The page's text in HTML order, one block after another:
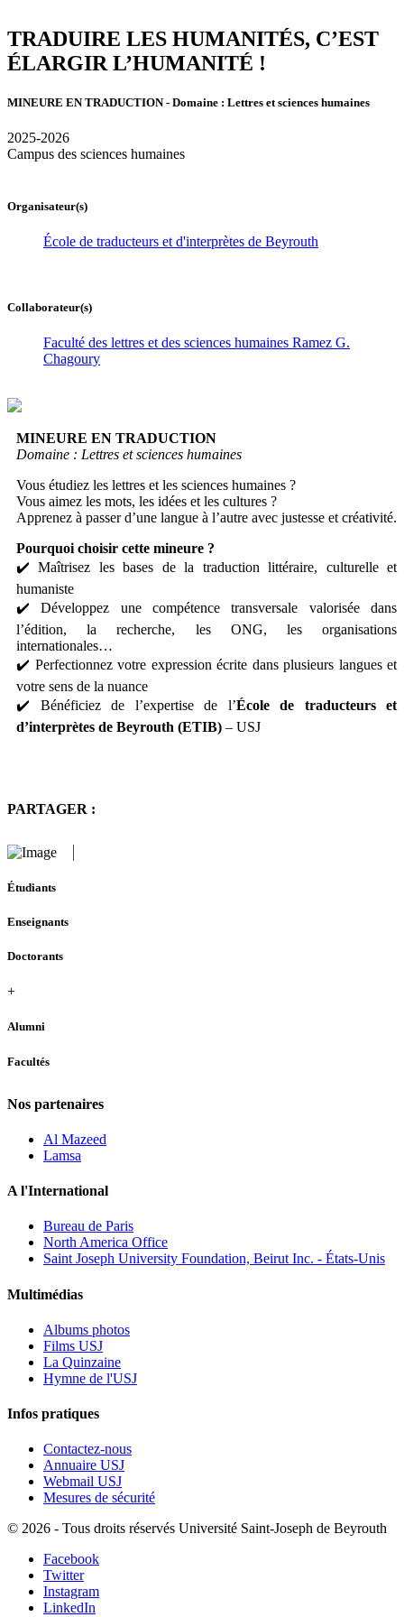
TRADUIRE LES HUMANITÉS, C’EST
ÉLARGIR L’HUMANITÉ !
MINEURE EN TRADUCTION - Domaine : Lettres et sciences humaines
2025-2026
Campus des sciences humaines
Organisateur(s)
École de traducteurs et d'interprètes de Beyrouth
Collaborateur(s)
Faculté des lettres et des sciences humaines Ramez G.
Chagoury
MINEURE EN TRADUCTION
Domaine : Lettres et sciences humaines
Vous étudiez les lettres et les sciences humaines ?
Vous aimez les mots, les idées et les cultures ?
Apprenez à passer d’une langue à l’autre avec justesse et créativité.
Pourquoi choisir cette mineure ?
✔️ Maîtrisez les bases de la traduction littéraire, culturelle et
humaniste
✔️ Développez une compétence transversale valorisée dans
l’édition, la recherche, les ONG, les organisations
internationales…
✔️ Perfectionnez votre expression écrite dans plusieurs langues et
votre sens de la nuance
✔️ Bénéficiez de l’expertise de l’École de traducteurs et
d’interprètes de Beyrouth (ETIB) – USJ
PARTAGER :
Étudiants
Enseignants
Doctorants
+
Alumni
Facultés
Nos partenaires
Al Mazeed
Lamsa
A l'International
Bureau de Paris
North America Office
Saint Joseph University Foundation, Beirut Inc. - États-Unis
Multimédias
Albums photos
Films USJ
La Quinzaine
Hymne de l'USJ
Infos pratiques
Contactez-nous
Annuaire USJ
Webmail USJ
Mesures de sécurité
© 2026 - Tous droits réservés Université Saint-Joseph de Beyrouth
Facebook
Twitter
Instagram
LinkedIn